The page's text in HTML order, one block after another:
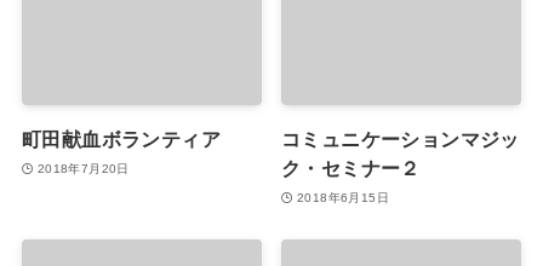
町田献血ボランティア
2018年7月20日
コミュニケーションマジッ
ク・セミナー２
2018年6月15日